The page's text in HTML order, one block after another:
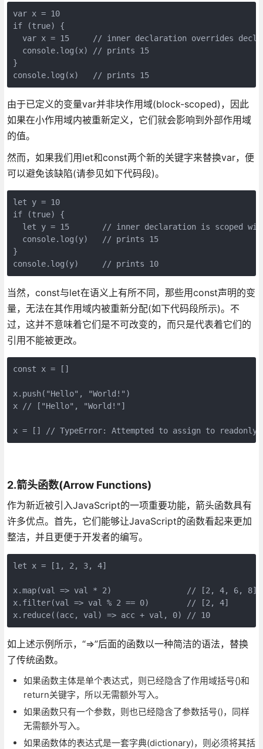
var x = 10
if (true) {
var x = 15     // inner declaration overrides
console.log(x) // prints 15
}
由于已定义的变量var并非块作用域(block-scoped)，因此
如果在小作用域内被重新定义，它们就会影响到外部作用域
的值。
然而，如果我们用let和const两个新的关键字来替换var，便
可以避免该缺陷(请参见如下代码段)。
let y = 10
if (true) {
let y = 15       // inner declaration is scoped
console.log(y)   // prints 15
}
当然，const与let在语义上有所不同，那些用const声明的变
量，无法在其作用域内被重新分配(如下代码段所示)。不
过，这并不意味着它们是不可改变的，而只是代表着它们的
引用不能被更改。
const x = []
x.push("Hello", "World!")
x // ["Hello", "World!"]
x = [] // TypeError: Attempted to assign to
2.箭头函数(Arrow Functions)
作为新近被引入JavaScript的一项重要功能，箭头函数具有
许多优点。首先，它们能够让JavaScript的函数看起来更加
整洁，并且更便于开发者的编写。
let x = [1, 2, 3, 4]
x.map(val => val * 2)                // [2, 4, 6, 8]
x.filter(val => val % 2 == 0)        // [2, 4]
如上述示例所示，“=>”后面的函数以一种简洁的语法，替换
了传统函数。
如果函数主体是单个表达式，则已经隐含了作用域括号{}和
return关键字，所以无需额外写入。
如果函数只有一个参数，则也已经隐含了参数括号()，同样
无需额外写入。
如果函数体的表达式是一套字典(dictionary)，则必须将其括